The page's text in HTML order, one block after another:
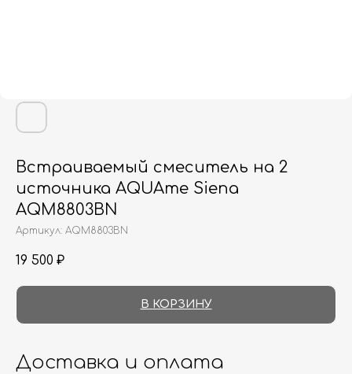
Встраиваемый смеситель на 2
источника AQUAme Siena
AQM8803BN
Артикул: AQM8803BN
19 500 ₽
В КОРЗИНУ
Доставка и оплата